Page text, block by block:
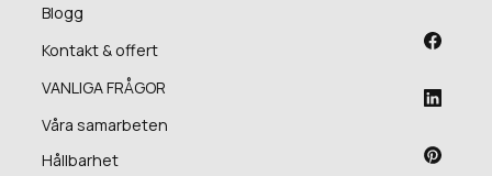
Blogg
Kontakt & offert
VANLIGA FRÅGOR
Våra samarbeten
Hållbarhet